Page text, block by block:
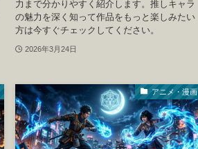
力まで分かりやすく紹介します。推しキャラ
の魅力を深く知って作品をもっと楽しみたい
方は今すぐチェックしてください。
2026年3月24日
アニメ・漫画